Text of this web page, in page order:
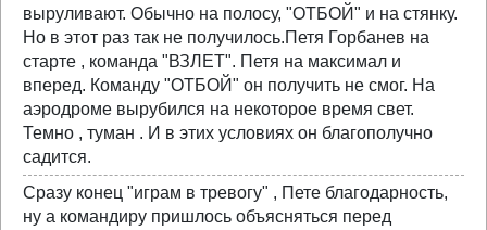
выруливают. Обычно на полосу, "ОТБОЙ" и на стянку.
Но в этот раз так не получилось.Петя Горбанев на
старте , команда "ВЗЛЕТ". Петя на максимал и
вперед. Команду "ОТБОЙ" он получить не смог. На
аэродроме вырубился на некоторое время свет.
Темно , туман . И в этих условиях он благополучно
садится.
Сразу конец "играм в тревогу" , Пете благодарность,
ну а командиру пришлось объясняться перед